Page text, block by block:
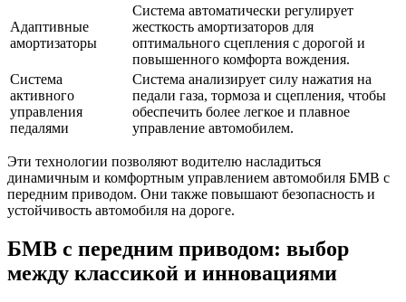
Адаптивные
амортизаторы
Система автоматически регулирует
жесткость амортизаторов для
оптимального сцепления с дорогой и
повышенного комфорта вождения.
Система
активного
управления
педалями
Система анализирует силу нажатия на
педали газа, тормоза и сцепления, чтобы
обеспечить более легкое и плавное
управление автомобилем.
Эти технологии позволяют водителю насладиться
динамичным и комфортным управлением автомобиля БМВ с
передним приводом. Они также повышают безопасность и
устойчивость автомобиля на дороге.
БМВ с передним приводом: выбор
между классикой и инновациями